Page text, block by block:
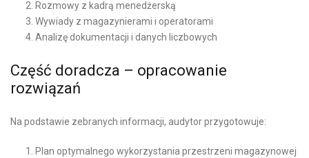
Rozmowy z kadrą menedżerską
Wywiady z magazynierami i operatorami
Analizę dokumentacji i danych liczbowych
Część doradcza – opracowanie
rozwiązań
Na podstawie zebranych informacji, audytor przygotowuje:
Plan optymalnego wykorzystania przestrzeni magazynowej